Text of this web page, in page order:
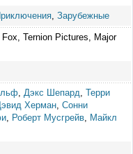
Зарубежные
Ternion Pictures, Major
Дэкс Шепард Терри
Херман Сонни
Роберт Мусгрейв
Майкл